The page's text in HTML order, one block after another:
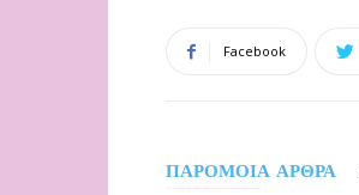
Facebook
ΠΑΡΟΜΟΙΑ ΑΡΘΡΑ